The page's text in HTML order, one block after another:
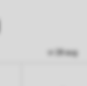
vr 28 aug